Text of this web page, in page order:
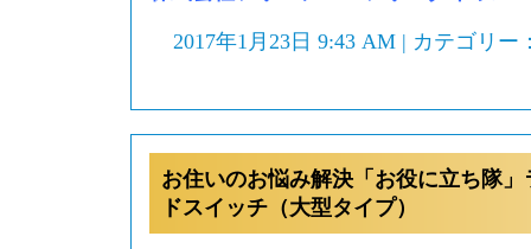
2017年1月23日 9:43 AM | カテゴリー
お住いのお悩み解決「お役に立ち隊
ドスイッチ（大型タイプ）